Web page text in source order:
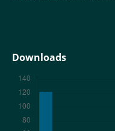
Downloads